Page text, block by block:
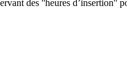
des ''heures d’insertion''